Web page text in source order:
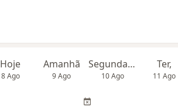
Hoje
8 Ago
Amanhã
9 Ago
Segunda-feira
10 Ago
Ter,
11 Ago